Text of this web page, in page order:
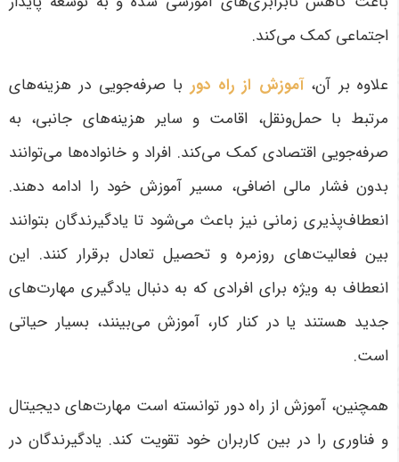
اجتماعی کمک می‌کند.
علاوه بر آن،آموزش از راه دور با صرفه‌جویی در هزینه‌های
مرتبط با حمل‌ونقل، اقامت و سایر هزینه‌های جانبی، به
صرفه‌جویی اقتصادی کمک می‌کند. افراد و خانواده‌ها می‌توانند
بدون فشار مالی اضافی، مسیر آموزش خود را ادامه دهند.
انعطاف‌پذیری زمانی نیز باعث می‌شود تا یادگیرندگان بتوانند
بین فعالیت‌های روزمره و تحصیل تعادل برقرار کنند. این
انعطاف به ویژه برای افرادی که به دنبال یادگیری مهارت‌های
جدید هستند یا در کنار کار، آموزش می‌بینند، بسیار حیاتی
است.
همچنین، آموزش از راه دور توانسته است مهارت‌های دیجیتال
و فناوری را در بین کاربران خود تقویت کند. یادگیرندگان در